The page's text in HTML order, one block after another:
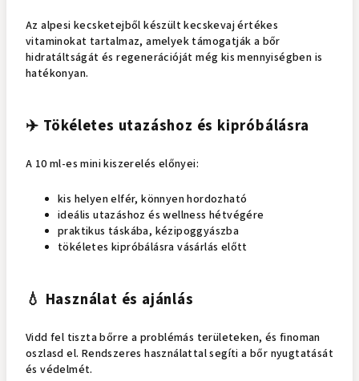
Az alpesi kecsketejből készült kecskevaj értékes
vitaminokat tartalmaz, amelyek támogatják a bőr
hidratáltságát és regenerációját még kis mennyiségben is
hatékonyan.
✈️ Tökéletes utazáshoz és kipróbálásra
A 10 ml-es mini kiszerelés előnyei:
kis helyen elfér, könnyen hordozható
ideális utazáshoz és wellness hétvégére
praktikus táskába, kézipoggyászba
tökéletes kipróbálásra vásárlás előtt
💧 Használat és ajánlás
Vidd fel tiszta bőrre a problémás területeken, és finoman
oszlasd el. Rendszeres használattal segíti a bőr nyugtatását
és védelmét.